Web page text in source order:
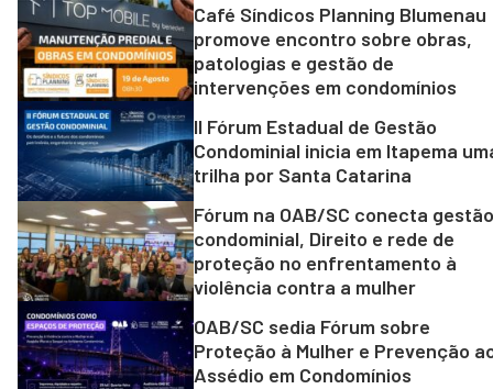
Café Síndicos Planning Blumenau
promove encontro sobre obras,
patologias e gestão de
intervenções em condomínios
II Fórum Estadual de Gestão
Condominial inicia em Itapema
trilha por Santa Catarina
Fórum na OAB/SC conecta gestão
condominial, Direito e rede de
proteção no enfrentamento à
violência contra a mulher
OAB/SC sedia Fórum sobre
Proteção à Mulher e Prevenção
Assédio em Condomínios